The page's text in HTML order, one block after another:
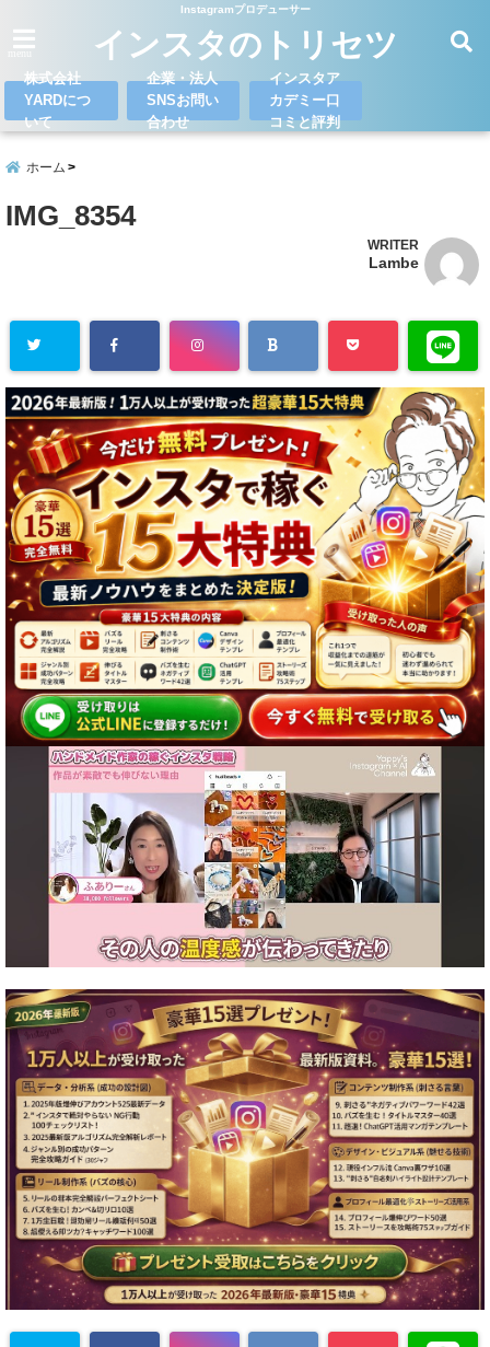
Instagramプロデューサー
インスタのトリセツ
株式会社
YARDにつ
いて
企業・法人
SNSお問い
合わせ
インスタア
カデミー口
コミと評判
ホーム
IMG_8354
WRITER
Lambe